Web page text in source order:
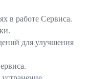
в работе Сервиса.
для улучшения